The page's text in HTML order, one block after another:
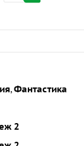
,Фантастика
2